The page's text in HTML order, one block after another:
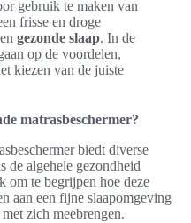
gebruik te maken van
frisse en droge
gezonde slaap. In de
op de voordelen,
kiezen van de juiste
matrasbeschermer?
biedt diverse
de algehele gezondheid
om te begrijpen hoe deze
aan een fijne slaapomgeving
zich meebrengen.